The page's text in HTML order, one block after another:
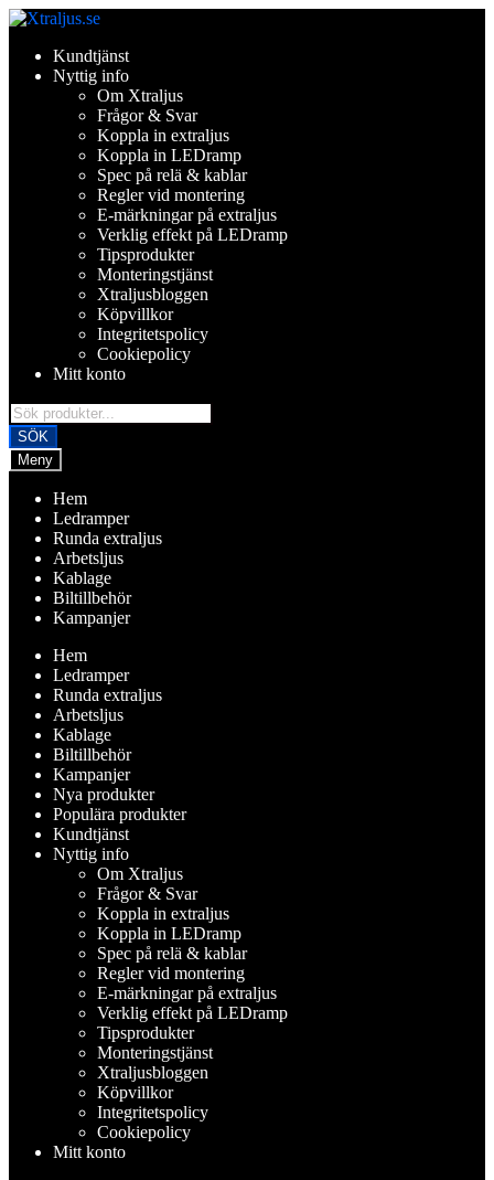
Hoppa
navigering
Hoppa
innehållKundtjänst
Nyttig info
Om Xtraljus
Frågor & Svar
Koppla in extraljus
Koppla in LEDramp
Spec på relä & kablar
Regler vid montering
E-märkningar på extraljus
Verklig effekt på LEDramp
Tipsprodukter
Monteringstjänst
Xtraljusbloggen
Köpvillkor
Integritetspolicy
Cookiepolicy
Mitt konto
Products
search
SÖK
Meny
Hem
Ledramper
Runda extraljus
Arbetsljus
Kablage
Biltillbehör
Kampanjer
Hem
Ledramper
Runda extraljus
Arbetsljus
Kablage
Biltillbehör
Kampanjer
Nya produkter
Populära produkter
Kundtjänst
Nyttig info
Om Xtraljus
Frågor & Svar
Koppla in extraljus
Koppla in LEDramp
Spec på relä & kablar
Regler vid montering
E-märkningar på extraljus
Verklig effekt på LEDramp
Tipsprodukter
Monteringstjänst
Xtraljusbloggen
Köpvillkor
Integritetspolicy
Cookiepolicy
Mitt konto